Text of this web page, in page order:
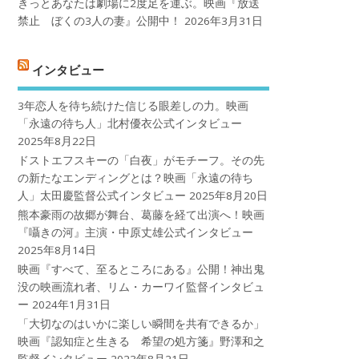
きっとあなたは劇場に2度足を運ぶ。映画『放送
禁止 ぼくの3人の妻』公開中！
2026年3月31日
インタビュー
3年恋人を待ち続けた信じる眼差しの力。映画
「永遠の待ち人」北村優衣公式インタビュー
2025年8月22日
ドストエフスキーの「白夜」がモチーフ。その先
の新たなエンディングとは？映画「永遠の待ち
人」太田慶監督公式インタビュー 2025年8月20日
熊本豪雨の故郷が舞台、葛藤を経て出演へ！映画
『囁きの河』主演・中原丈雄公式インタビュー
2025年8月14日
映画『すべて、至るところにある』公開！神出鬼
没の映画流れ者、リム・カーワイ監督インタビュ
ー 2024年1月31日
「大切なのはいかに楽しい瞬間を共有できるか」
映画『認知症と生きる 希望の処方箋』野澤和之